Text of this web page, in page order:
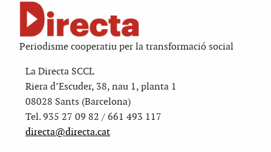
Periodisme cooperatiu per la transformació social
La Directa SCCL
Riera d’Escuder, 38, nau 1, planta 1
08028 Sants (Barcelona)
Tel. 935 27 09 82 / 661 493 117
directa@directa.cat